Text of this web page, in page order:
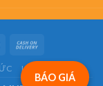
BÁO GIÁ
LIÊN HỆ